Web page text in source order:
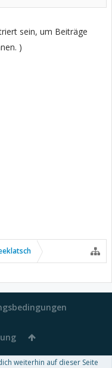
sein, um Beiträge
)
weiterhin auf dieser Seite